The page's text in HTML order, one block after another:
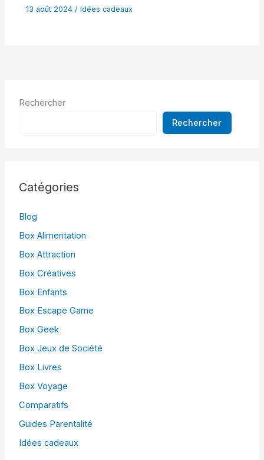
13 août 2024/Idées cadeaux
Rechercher
Rechercher
Catégories
Blog
Box Alimentation
Box Attraction
Box Créatives
Box Enfants
Box Escape Game
Box Geek
Box Jeux de Société
Box Livres
Box Voyage
Comparatifs
Guides Parentalité
Idées cadeaux